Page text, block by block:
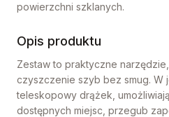
powierzchni szklanych.
Opis produktu
Zestaw to praktyczne
czyszczenie szyb bez smug. W
teleskopowy drążek,
dostępnych miejsc, przegub